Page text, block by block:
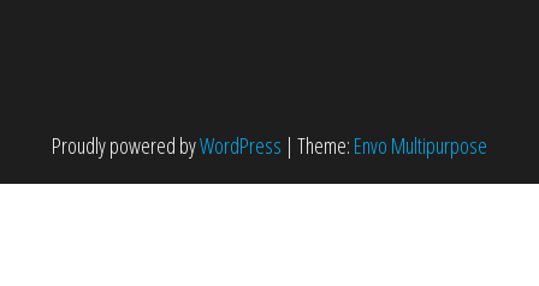
Proudly powered byWordPress | Theme: Envo Multipurpose